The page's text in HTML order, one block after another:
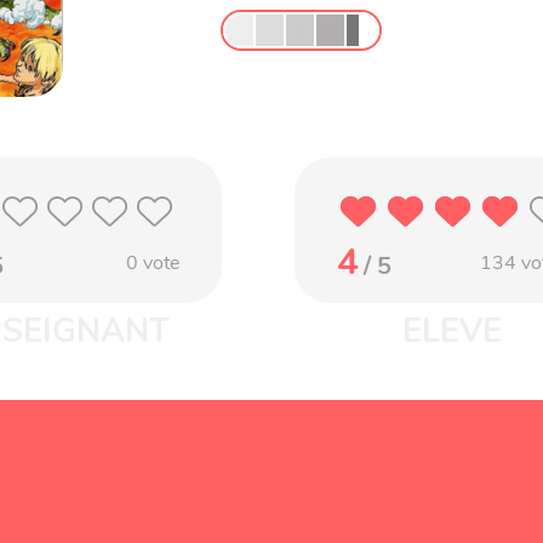
0 vote 4/ 5 134